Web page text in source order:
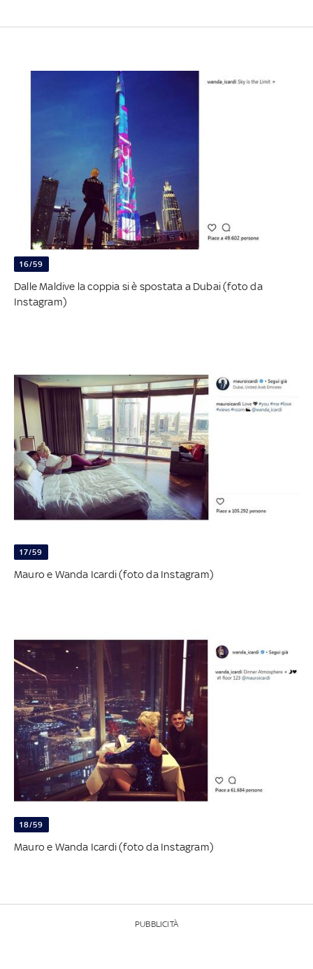
16/59
Dalle Maldive la coppia si è spostata a Dubai (foto da
Instagram)
17/59
Mauro e Wanda Icardi (foto da Instagram)
18/59
Mauro e Wanda Icardi (foto da Instagram)
PUBBLICITÀ